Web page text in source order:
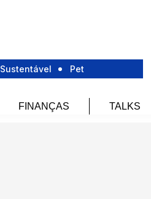
Sustentável Pet
FINANÇAS TALKS